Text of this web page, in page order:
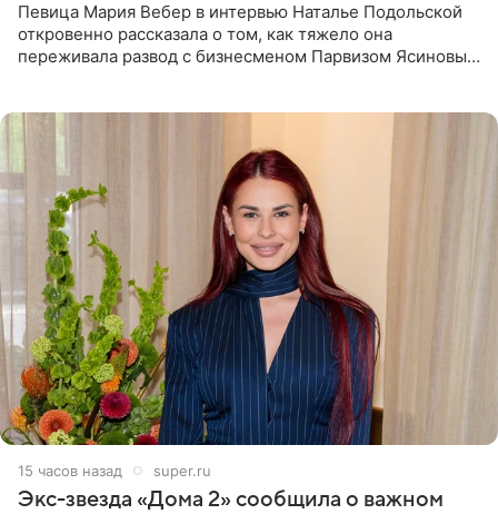
Певица Мария Вебер в интервью Наталье Подольской
откровенно рассказала о том, как тяжело она
переживала развод с бизнесменом Парвизом Ясиновым.
15 часов назад super.ru
Экс-звезда «Дома 2» сообщила о важном